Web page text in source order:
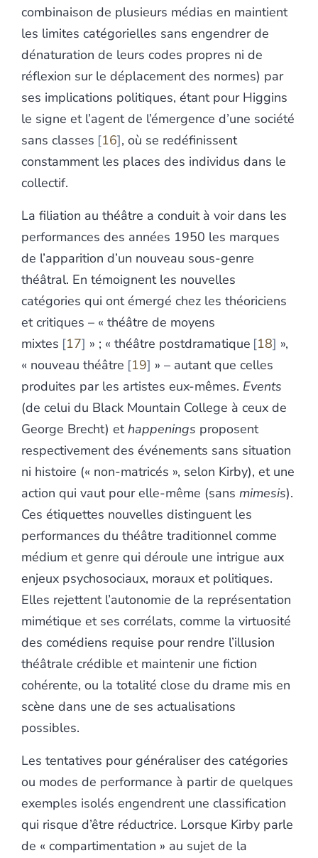
combinaison de plusieurs médias en maintient
les limites catégorielles sans engendrer de
dénaturation de leurs codes propres ni de
réflexion sur le déplacement des normes) par
ses implications politiques, étant pour Higgins
le signe et l’agent de l’émergence d’une société
sans classes 16 , où se redéfinissent
constamment les places des individus dans le
collectif.
La filiation au théâtre a conduit à voir dans les
performances des années 1950 les marques
de l’apparition d’un nouveau sous-genre
théâtral. En témoignent les nouvelles
catégories qui ont émergé chez les théoriciens
et critiques – « théâtre de moyens
mixtes 17 » ; « théâtre postdramatique 18 »,
« nouveau théâtre 19 » – autant que celles
produites par les artistes eux-mêmes. Events
(de celui du Black Mountain College à ceux de
George Brecht) ethappenings proposent
respectivement des événements sans situation
ni histoire (« non-matricés », selon Kirby), et une
action qui vaut pour elle-même (sans mimesis).
Ces étiquettes nouvelles distinguent les
performances du théâtre traditionnel comme
médium et genre qui déroule une intrigue aux
enjeux psychosociaux, moraux et politiques.
Elles rejettent l’autonomie de la représentation
mimétique et ses corrélats, comme la virtuosité
des comédiens requise pour rendre l’illusion
théâtrale crédible et maintenir une fiction
cohérente, ou la totalité close du drame mis en
scène dans une de ses actualisations
possibles.
Les tentatives pour généraliser des catégories
ou modes de performance à partir de quelques
exemples isolés engendrent une classification
qui risque d’être réductrice. Lorsque Kirby parle
de « compartimentation » au sujet de la